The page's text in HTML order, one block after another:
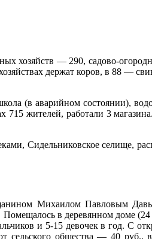
хозяйств — 290, садово-
держат коров, в 88 —
(в аварийном состоянии),
715 жителей, работали 3
Сидельниковское селище,
Михаилом Павловым
Помещалось в деревянном доме
и 5-15 девочек в год. С
сельского общества — 40 руб.,